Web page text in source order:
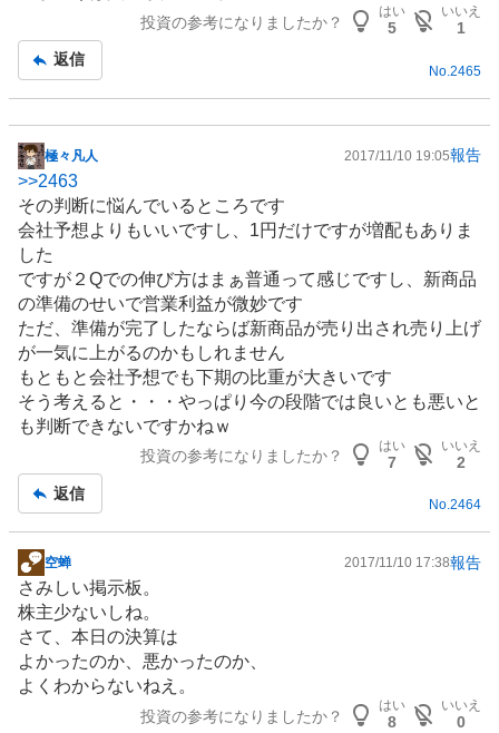
投資の参考になりましたか？
はい
5
いいえ
1
返信
No. 2465
掲
示
板
記
事
極々凡人 2017/11/10 19:05報告
>>2463
その判断に悩んでいるところです
会社予想よりもいいですし、1円だけですが増配もありま
した
ですが２Qでの伸び方はまぁ普通って感じですし、新商品
の準備のせいで営業利益が微妙です
ただ、準備が完了したならば新商品が売り出され売り上げ
が一気に上がるのかもしれません
もともと会社予想でも下期の比重が大きいです
そう考えると・・・やっぱり今の段階では良いとも悪いと
も判断できないですかねｗ
投資の参考になりましたか？
はい
7
いいえ
2
返信
No.2464
掲
示
板
記
事
空蝉 2017/11/10 17:38報告
さみしい掲示板。
株主少ないしね。
さて、本日の決算は
よかったのか、悪かったのか、
よくわからないねえ。
投資の参考になりましたか？
はい
8
いいえ
0